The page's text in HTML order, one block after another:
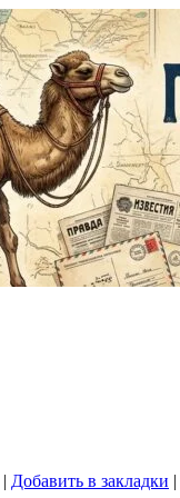
| Добавить в закладки |